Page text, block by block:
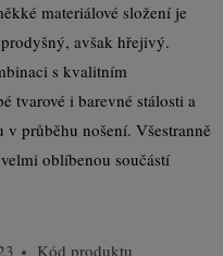
materiálové složení je
avšak hřejivý.
s kvalitním
tvarové i barevné stálosti a
průběhu nošení. Všestranně
oblíbenou součástí
Kód produktu